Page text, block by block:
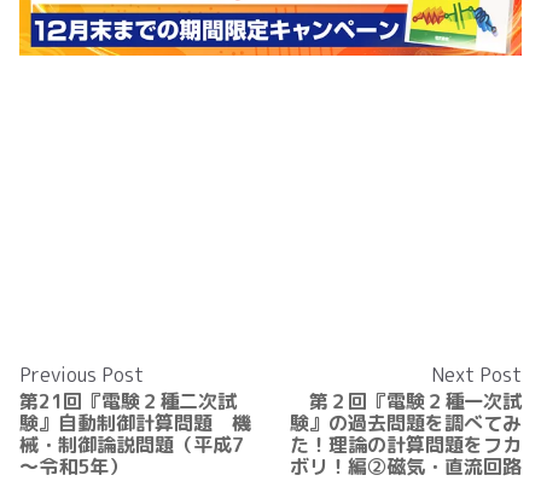
Previous Post
第21回『電験２種二次試
験』自動制御計算問題 機
械・制御論説問題（平成7
～令和5年）
Next Post
第２回『電験２種一次試
験』の過去問題を調べてみ
た！理論の計算問題をフカ
ボリ！編②磁気・直流回路